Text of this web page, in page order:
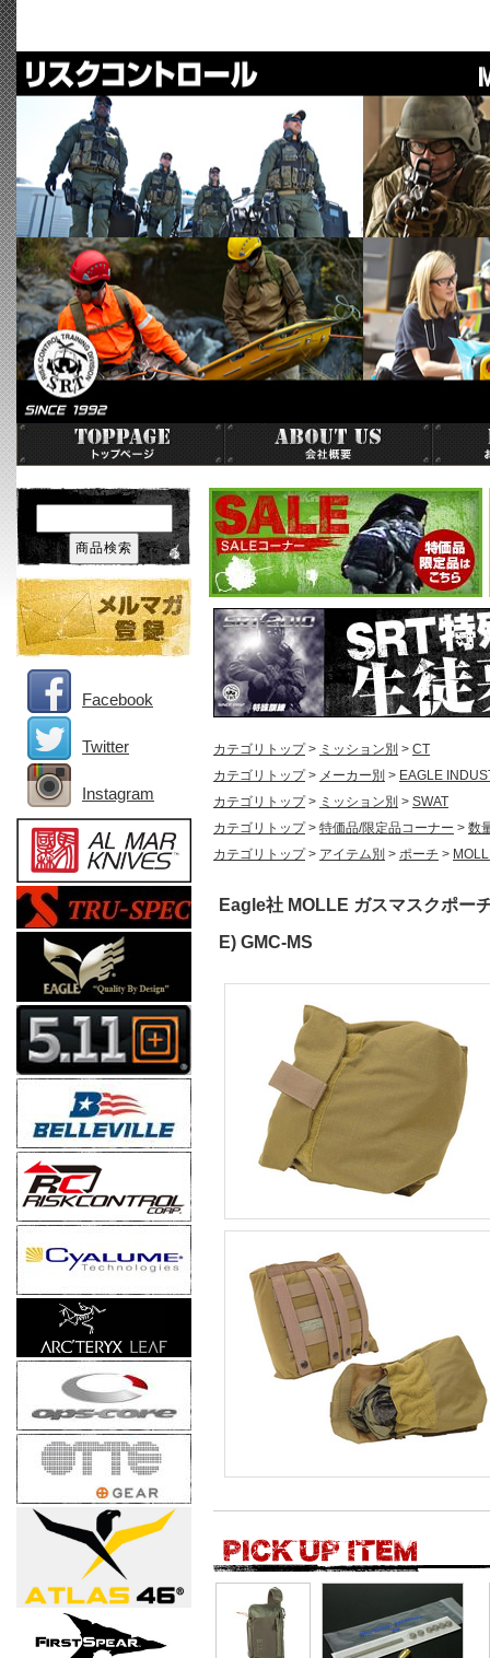
カテゴリトップ> ミッション別 > CT
カテゴリトップ> メーカー別 > EAGLE
カテゴリトップ> ミッション別 > SWAT
カテゴリトップ> 特価品/限定品コーナー > 数
カテゴリトップ> アイテム別 > ポーチ >
Eagle社 MOLLE ガスマスクポー
E) GMC-MS
Facebook
Twitter
Instagram